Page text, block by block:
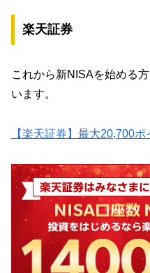
楽天証券
これから新NISAを始める
います。
【楽天証券】最大20,700